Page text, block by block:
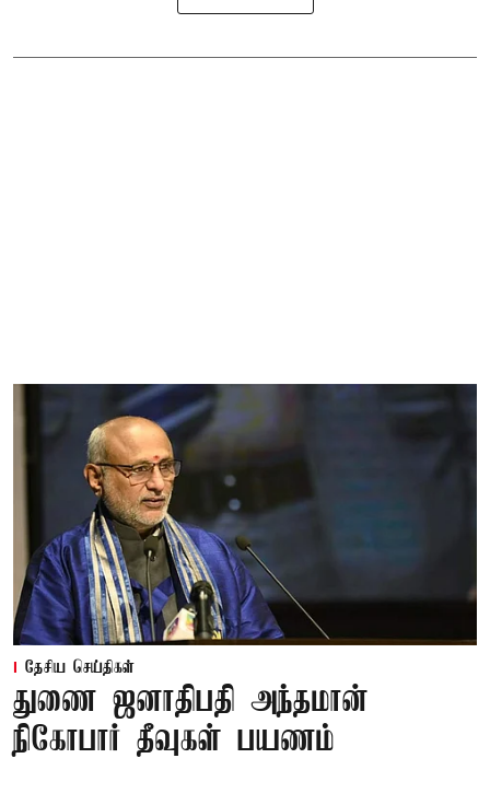
தேசிய செய்திகள்
துணை ஜனாதிபதி அந்தமான்
நிகோபார் தீவுகள் பயணம்